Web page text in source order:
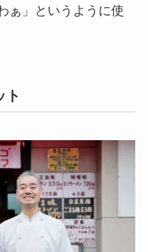
ぁ」というように使
ト